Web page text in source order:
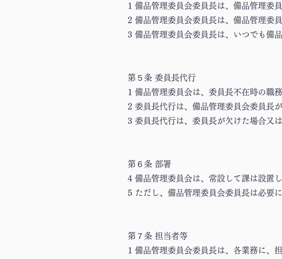
1 備品管理委員会委員長は、備品管理委
2 備品管理委員会委員長は、備品管理委
3 備品管理委員会委員長は、いつでも備
第５条 委員長代行
1 備品管理委員会は、委員長不在時の職
2 委員長代行は、備品管理委員会委員長が
3 委員長代行は、委員長が欠けた場合又
第６条 部署
4 備品管理委員会は、常設して課は設置し
5 ただし、備品管理委員会委員長は必要
第７条 担当者等
1 備品管理委員会委員長は、各業務に、